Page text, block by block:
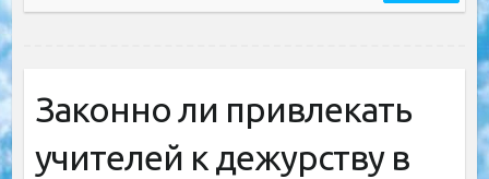
Законно ли привлекать
учителей к дежурству в